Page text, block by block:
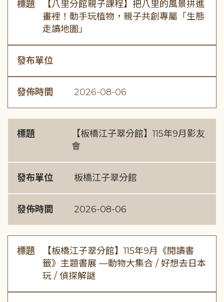
標題
【八里分館親子課程】把八里的風景拼進
畫裡！動手玩植物，親子共創專屬「生態
走讀地圖」
發布單位
發佈時間 2026-08-06
標題
【板橋江子翠分館】115年9月影友
會
發布單位 板橋江子翠分館
發佈時間 2026-08-06
標題
【板橋江子翠分館】115年9月《閱讀書
籤》主題書展 —動物大集合 / 好想去日本
玩 / 偵探解謎